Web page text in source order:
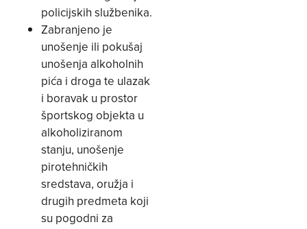
policijskih službenika.
Zabranjeno je
unošenje ili pokušaj
unošenja alkoholnih
pića i droga te ulazak
i boravak u prostor
športskog objekta u
alkoholiziranom
stanju, unošenje
pirotehničkih
sredstava, oružja i
drugih predmeta koji
su pogodni za